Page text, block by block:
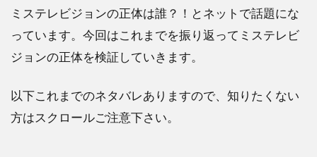
ミステレビジョンの正体は誰？！とネットで話題にな
っています。今回はこれまでを振り返ってミステレビ
ジョンの正体を検証していきます。
以下これまでのネタバレありますので、知りたくない
方はスクロールご注意下さい。